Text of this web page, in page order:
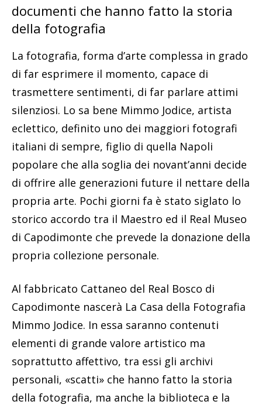
documenti che hanno fatto la storia
della fotografia
La fotografia, forma d’arte complessa in grado
di far esprimere il momento, capace di
trasmettere sentimenti, di far parlare attimi
silenziosi. Lo sa bene Mimmo Jodice, artista
eclettico, definito uno dei maggiori fotografi
italiani di sempre, figlio di quella Napoli
popolare che alla soglia dei novant’anni decide
di offrire alle generazioni future il nettare della
propria arte. Pochi giorni fa è stato siglato lo
storico accordo tra il Maestro ed il Real Museo
di Capodimonte che prevede la donazione della
propria collezione personale.
Al fabbricato Cattaneo del Real Bosco di
Capodimonte nascerà La Casa della Fotografia
Mimmo Jodice. In essa saranno contenuti
elementi di grande valore artistico ma
soprattutto affettivo, tra essi gli archivi
personali, «scatti» che hanno fatto la storia
della fotografia, ma anche la biblioteca e la